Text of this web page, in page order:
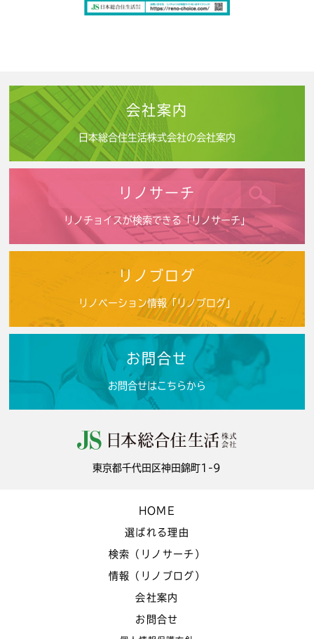
会社案内
日本総合住生活株式会社の会社案内
リノサーチ
リノチョイスが検索できる「リノサーチ」
リノブログ
リノベーション情報「リノブログ」
お問合せ
お問合せはこちらから
東京都千代田区神田錦町1-9
HOME
選ばれる理由
検索（リノサーチ）
情報（リノブログ）
会社案内
お問合せ